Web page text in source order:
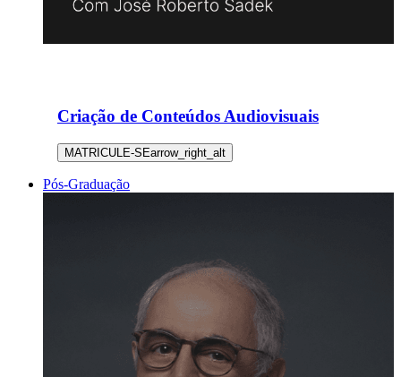
Criação de Conteúdos Audiovisuais
MATRICULE-SEarrow_right_alt
Pós-Graduação